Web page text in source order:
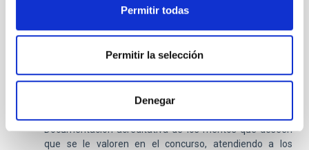
Permitir todas
Permitir la selección
Denegar
acceder a la plaza a la que se opta. (
Memoria de la actividad técnica e investigadora
desarrollada y justificación de su adecuación al puesto al
que opta, especificando a qué grupo del IAC les gustaría
supondrá la exclusión del proceso selectivo
Documentación acreditativa de los méritos que deseen
que se le valoren en el concurso, atendiendo a los